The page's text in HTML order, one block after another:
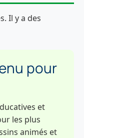
Il y a des
pour
et
les plus
animés et